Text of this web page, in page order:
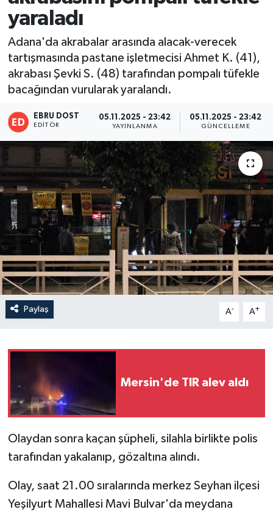
yaraladı
Adana'da akrabalar arasında alacak-verecek
tartışmasında pastane işletmecisi Ahmet K. (41),
akrabası Şevki S. (48) tarafından pompalı tüfekle
bacağından vurularak yaralandı.
EBRU DOST
EDITÖR
05.11.2025 - 23:42
YAYINLANMA
05.11.2025 - 23:42
GÜNCELLEME
Paylaş A- A+
Mersin'de TIR alev aldı
Olaydan sonra kaçan şüpheli, silahla birlikte polis
tarafından yakalanıp, gözaltına alındı.
Olay, saat 21.00 sıralarında merkez Seyhan ilçesi
Yeşilyurt Mahallesi Mavi Bulvar'da meydana